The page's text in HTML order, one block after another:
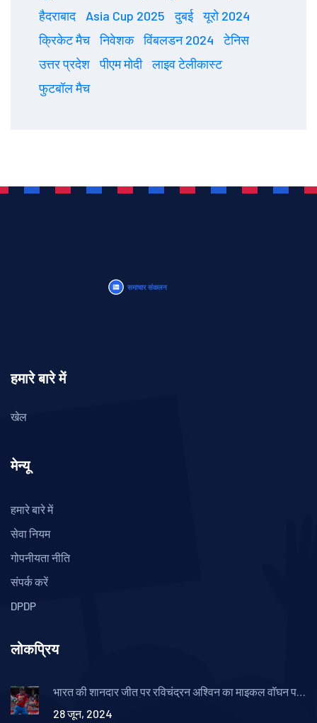
हैदराबाद
Asia Cup 2025 दुबई
यूरो 2024
क्रिकेट मैच
निवेशक विंबलडन 2024
टेनिस
उत्तर प्रदेश
पीएम मोदी
लाइव टेलीकास्ट
फुटबॉल मैच
हमारे बारे में
खेल
मेन्यू
हमारे बारे में
सेवा नियम
गोपनीयता नीति
संपर्क करें
DPDP
लोकप्रिय
भारत की शानदार जीत पर रविचंद्रन अश्विन का माइकल वॉघन पर
मुकाबला
28 जून, 2024